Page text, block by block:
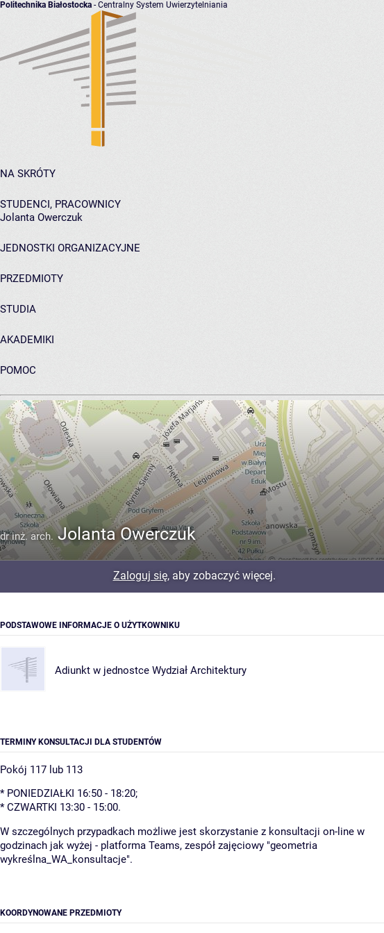
Politechnika Białostocka - Centralny System Uwierzytelniania
NA SKRÓTY
STUDENCI, PRACOWNICY
Jolanta Owerczuk
JEDNOSTKI ORGANIZACYJNE
PRZEDMIOTY
STUDIA
AKADEMIKI
POMOC
ARCHIWUM PRAC DYPLOMOWYCH
dr inż. arch. Jolanta Owerczuk
Zaloguj się, aby zobaczyć więcej.
PODSTAWOWE INFORMACJE O UŻYTKOWNIKU
Adiunkt w jednostce Wydział Architektury
TERMINY KONSULTACJI DLA STUDENTÓW
Pokój 117 lub 113
* PONIEDZIAŁKI 16:50 - 18:20;
* CZWARTKI 13:30 - 15:00.
W szczególnych przypadkach możliwe jest skorzystanie z konsultacji on-line w
godzinach jak wyżej - platforma Teams, zespół zajęciowy "geometria
wykreślna_WA_konsultacje".
KOORDYNOWANE PRZEDMIOTY